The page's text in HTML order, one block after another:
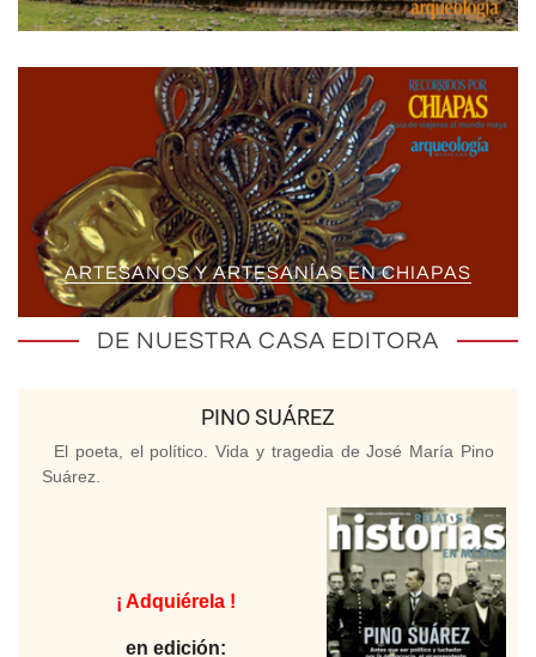
ARTESANOS Y ARTESANÍAS EN CHIAPAS
DE NUESTRA CASA EDITORA
PINO SUÁREZ
El poeta, el político. Vida y tragedia de José María Pino
Suárez.
¡ Adquiérela !
en edición: